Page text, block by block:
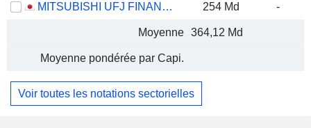
MITSUBISHI UFJ FINANCIAL GROUP, INC.
254 Md -
Moyenne 364,12 Md
Moyenne pondérée par Capi.
Voir toutes les notations sectorielles